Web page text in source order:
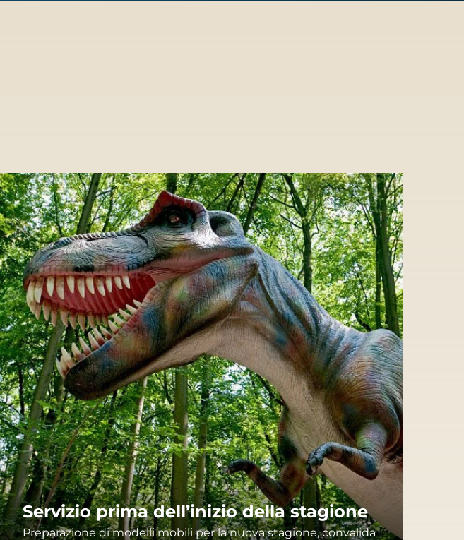
Servizio prima dell’inizio della stagione
Preparazione di modelli mobili per la nuova stagione, convalida